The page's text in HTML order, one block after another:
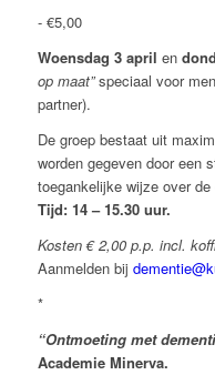
- €5,00
Woensdag 3 april en
op maat”speciaal voor
partner).
De groep bestaat uit
worden gegeven door een
toegankelijke wijze over
Tijd: 14 – 15.30 uur.
Kosten € 2,00 p.p. incl.
Aanmelden bij
*
“Ontmoeting met
Academie Minerva.